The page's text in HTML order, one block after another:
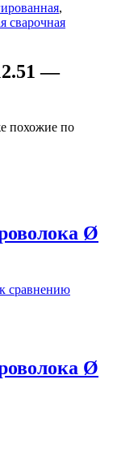
,
сварочная
—
похожие по
Ø
сравнению
Ø